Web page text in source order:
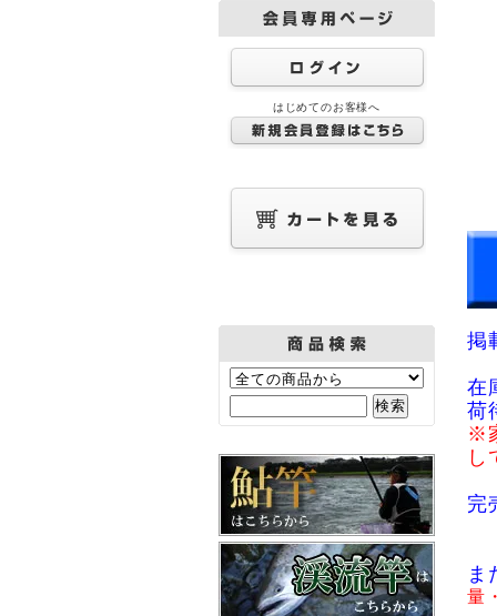
はじめてのお客様へ
掲
在
荷
※
し
完
ま
量